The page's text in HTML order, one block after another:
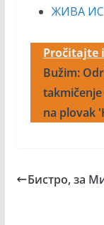
ЖИВА
Pročitajte
Bužim:
na plovak
Бистро, за